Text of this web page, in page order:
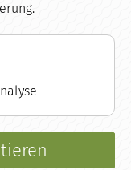
und Erfahrungen zu
9
Bewertungen auf